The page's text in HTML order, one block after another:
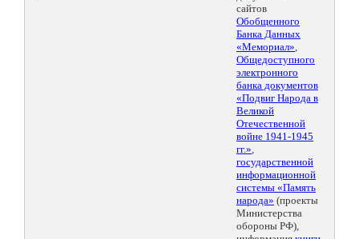
сайтов
Обобщенного
Банка Данных
«Мемориал»,
Общедоступного
электронного
банка документов
«Подвиг Народа в
Великой
Отечественной
войне 1941-1945
гг.»,
государственной
информационной
системы «Память
народа» (проекты
Министерства
обороны РФ),